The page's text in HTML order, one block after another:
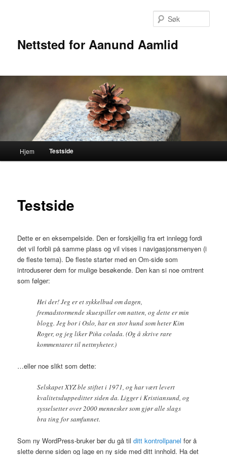
Nettsted for Aanund Aamlid
Hjem Testside
Testside
Dette er en eksempelside. Den er forskjellig fra ert innlegg fordi
det vil forbli på samme plass og vil vises i navigasjonsmenyen (i
de fleste tema). De fleste starter med en Om-side som
introduserer dem for mulige besøkende. Den kan si noe omtrent
som følger:
Hei der! Jeg er et sykkelbud om dagen,
fremadstormende skuespiller om natten, og dette er min
blogg. Jeg bor i Oslo, har en stor hund som heter Kim
Roger, og jeg liker Piña colada. (Og å skrive rare
kommentarer til nettnyheter.)
…eller noe slikt som dette:
Selskapet XYZ ble stiftet i 1971, og har vært levert
kvalitetsduppeditter siden da. Ligger i Kristiansund, og
sysselsetter over 2000 mennesker som gjør alle slags
bra ting for samfunnet.
Som ny WordPress-bruker bør du gå tilditt kontrollpanel for å
slette denne siden og lage en ny side med ditt innhold. Ha det